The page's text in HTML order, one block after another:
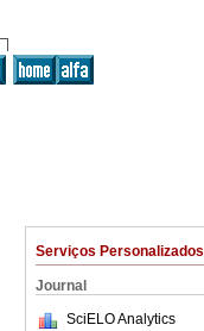
Serviços Personalizados
Journal
SciELO Analytics